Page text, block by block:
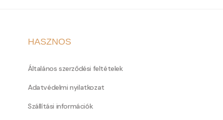
HASZNOS
Általános szerződési feltételek
Adatvédelmi nyilatkozat
Szállítási információk